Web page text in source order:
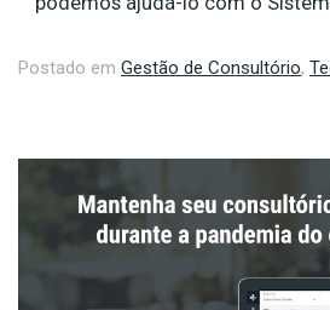
Postado em Gestão de Consultório,